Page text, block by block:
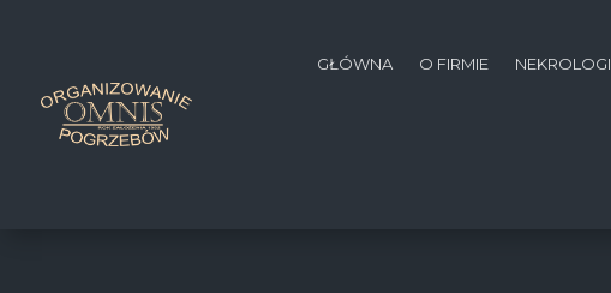
GŁÓWNA O FIRMIE NEKROLOGI